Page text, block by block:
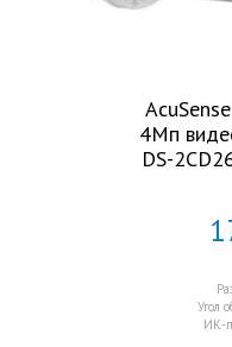
4Мп
DS-
Угол
ИК-